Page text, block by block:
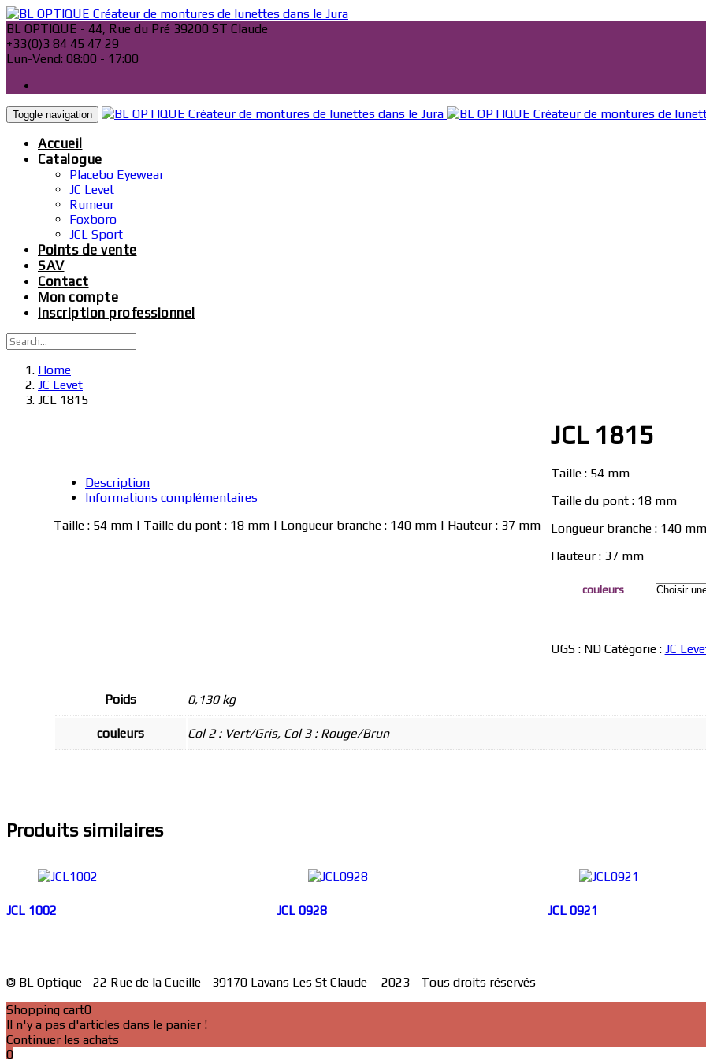
Skip
to
content
BL OPTIQUE - 44, Rue du Pré 39200 ST Claude
+33(0)3 84 45 47 29
Lun-Vend: 08:00 - 17:00
Toggle navigation
Accueil
Catalogue
Placebo Eyewear
JC Levet
Rumeur
Foxboro
JCL Sport
Points de vente
SAV
Contact
Mon compte
Inscription professionnel
Home
JC Levet
JCL 1815
JCL 1815
Taille : 54 mm
Taille du pont : 18 mm
Longueur branche : 140 mm
Hauteur : 37 mm
couleurs
UGS : ND Catégorie : JC
Description
Informations complémentaires
Taille : 54 mm | Taille du pont : 18 mm | Longueur branche : 140 mm | Hauteur : 37 mm
Poids 0,130 kg
couleurs Col 2 : Vert/Gris, Col 3 : Rouge/Brun
Produits similaires
JCL 1002 JCL 0928 JCL 0921
© BL Optique - 22 Rue de la Cueille - 39170 Lavans Les St Claude - 2023 - Tous droits réservés
Shopping cart0
Il n'y a pas d'articles dans le panier !
Continuer les achats
0